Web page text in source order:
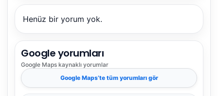
Henüz bir yorum yok.
Google yorumları
Google Maps kaynaklı yorumlar
Google Maps’te tüm yorumları gör